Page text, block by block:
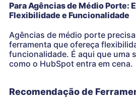
Para Agências de Médio Porte:
Flexibilidade e Funcionalidade
Agências de médio porte
ferramenta que ofereça
funcionalidade. É aqui que uma
como o HubSpot entra em cena.
Recomendação de